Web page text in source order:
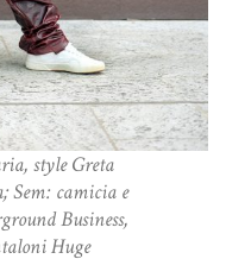
style Greta
Sem: camicia e
Business,
Huge